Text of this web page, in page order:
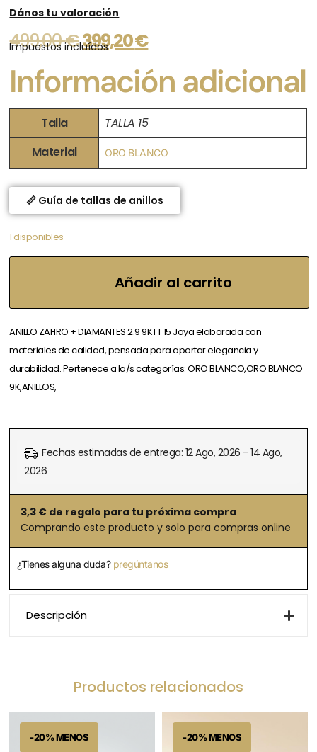
Dános tu valoración
499,00€399,20€
Impuestos incluídos
Información adicional
Talla
TALLA 15
Material
ORO BLANCO
📏 Guía de tallas de anillos
1 disponibles
Añadir al carrito
ANILLO ZAFIRO + DIAMANTES 2.9 9KTT 15 Joya elaborada con
materiales de calidad, pensada para aportar elegancia y
durabilidad. Pertenece a la/s categorías: ORO BLANCO,ORO BLANCO
9K,ANILLOS,
Fechas estimadas de entrega: 12 Ago, 2026 - 14 Ago,
2026
3,3 € de regalo para tu próxima compra
Comprando este producto y solo para compras online
¿Tienes alguna duda? pregúntanos
Descripción
Productos relacionados